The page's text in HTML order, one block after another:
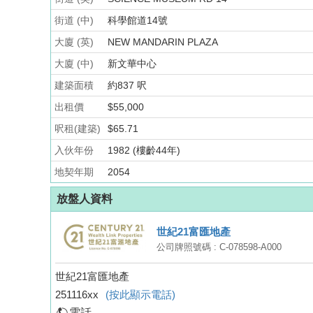
街道 (中)
科學館道14號
大廈 (英)
NEW MANDARIN PLAZA
大廈 (中)
新文華中心
建築面積
約837 呎
出租價
$55,000
呎租(建築)
$65.71
入伙年份
1982 (樓齡44年)
地契年期
2054
放盤人資料
世紀21富匯地產
公司牌照號碼 : C-078598-A000
世紀21富匯地產
251116xx
(按此顯示電話)